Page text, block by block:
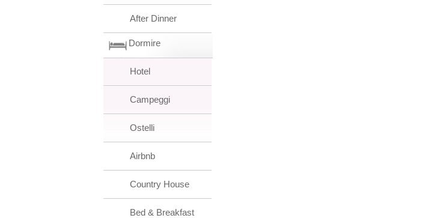
After Dinner
Dormire
Hotel
Campeggi
Ostelli
Airbnb
Country House
Bed & Breakfast